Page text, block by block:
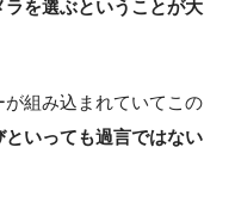
を選ぶということが大
組み込まれていてこの
いっても過言ではない